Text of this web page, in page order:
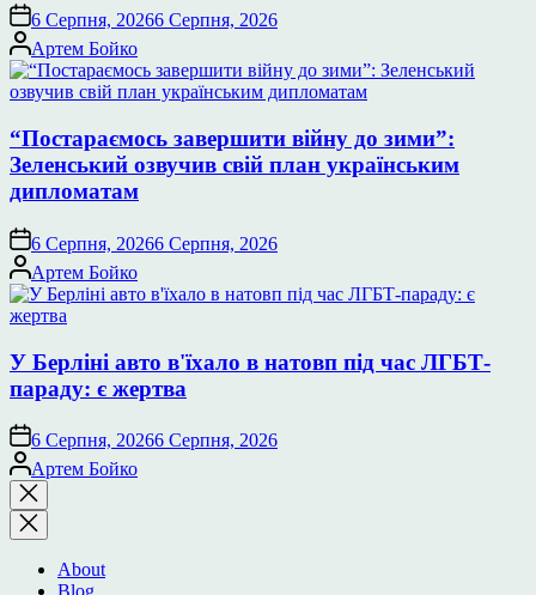
6 Серпня, 20266 Серпня, 2026
Опубліковано
Артем Бойко
“Постараємось завершити війну до зими”:
Зеленський озвучив свій план українським
дипломатам
6 Серпня, 20266 Серпня, 2026
Опубліковано
Артем Бойко
У Берліні авто в'їхало в натовп під час ЛГБТ-
параду: є жертва
6 Серпня, 20266 Серпня, 2026
Опубліковано
Артем Бойко
Закрити
пошук
About